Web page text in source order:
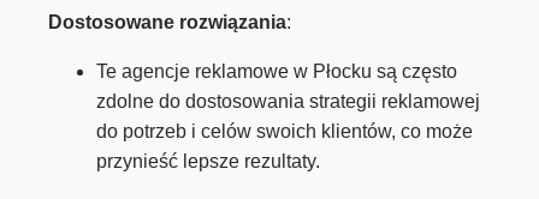
Dostosowane rozwiązania:
Te agencje reklamowe w Płocku są często
zdolne do dostosowania strategii reklamowej
do potrzeb i celów swoich klientów, co może
przynieść lepsze rezultaty.